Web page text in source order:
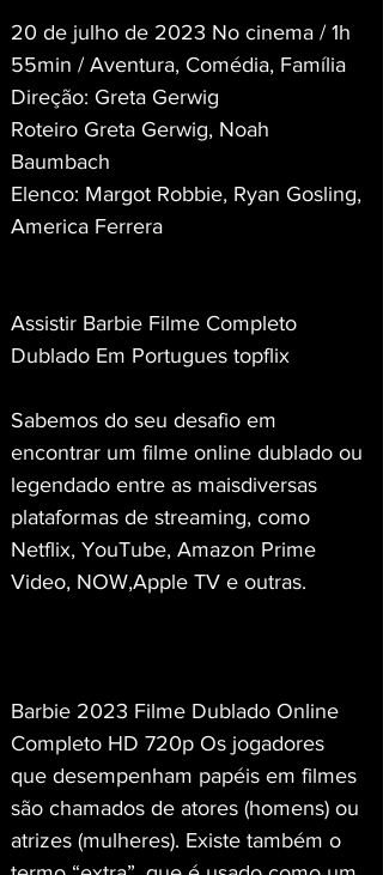
20 de julho de 2023 No cinema / 1h
55min / Aventura, Comédia, Família
Direção: Greta Gerwig
Roteiro Greta Gerwig, Noah
Baumbach
Elenco: Margot Robbie, Ryan Gosling,
America Ferrera
Assistir Barbie Filme Completo
Dublado Em Portugues topflix
Sabemos do seu desafio em
encontrar um filme online dublado ou
legendado entre as maisdiversas
plataformas de streaming, como
Netflix, YouTube, Amazon Prime
Video, NOW,Apple TV e outras.
Barbie 2023 Filme Dublado Online
Completo HD 720p Os jogadores
que desempenham papéis em filmes
são chamados de atores (homens) ou
atrizes (mulheres). Existe também o